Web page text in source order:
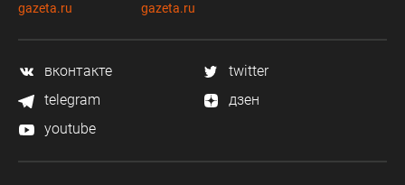
gazeta.ru
gazeta.ru
вконтакте
twitter
telegram
дзен
youtube